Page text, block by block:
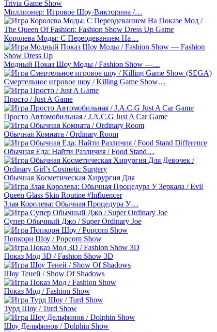
Миллионер: Игровое Шоу-Викторина /…
Королева Моды: С Переодеванием На…
Модный Показ Шоу Моды / Fashion Show —…
Смертельное игровое шоу / Killing Game Show…
Просто / Just A Game
Просто Автомобильная / J.A.C.G Just A Car Game
Обычная Комната / Ordinary Room
Обычная Еда: Найти Различия / Food Stand…
Обычная Косметическая Хирургия Для
Злая Королева: Обычная Процедура У…
Супер Обычный Джо / Super Ordinary Joe
Попкорн Шоу / Popcorn Show
Показ Мод 3D / Fashion Show 3D
Шоу Теней / Show Of Shadows
Показ Мод / Fashion Show
Турд Шоу / Turd Show
Шоу Дельфинов / Dolphin Show